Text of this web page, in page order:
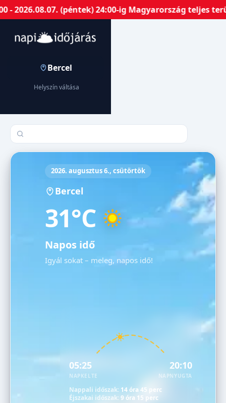
(péntek) 24:00-ig Magyarország teljes területén
Bercel
Helyszín váltása
Település keresése
2026. augusztus 6., csütörtök
Bercel
31°C
Napos idő
Igyál sokat – meleg, napos idő!
05:25
NAPKELTE
20:10
NAPNYUGTA
Nappali időszak: 14 óra 45 perc
Éjszakai időszak:9 óra 15 perc